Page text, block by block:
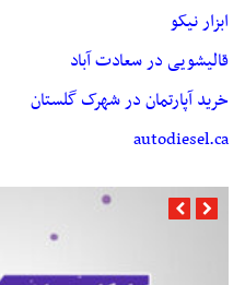
ابزار نیکو
قالیشویی در سعادت آباد
خرید آپارتمان در شهرک گلستان
autodiesel.ca